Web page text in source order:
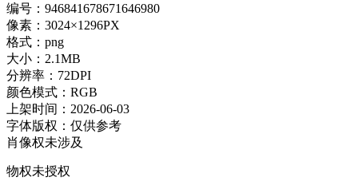
编号：946841678671646980
像素：3024×1296PX
格式：png
大小：2.1MB
分辨率：72DPI
颜色模式：RGB
上架时间：2026-06-03
字体版权：仅供参考
肖像权未涉及
物权未授权